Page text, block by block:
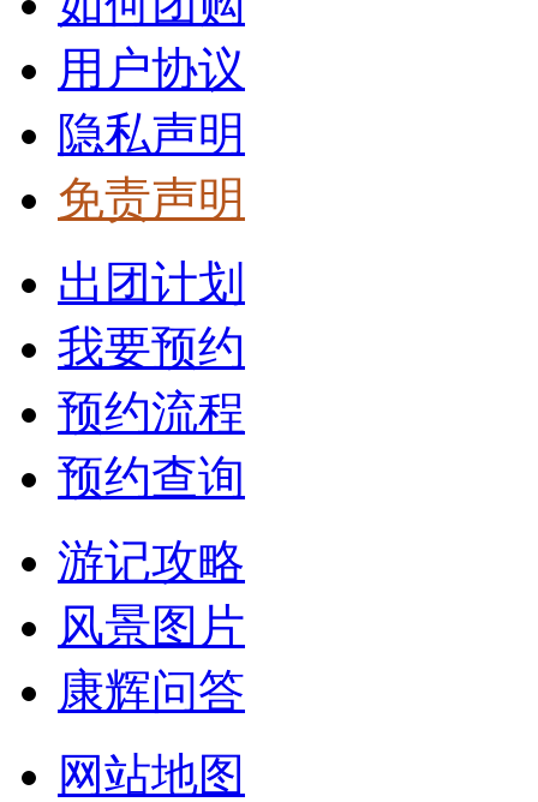
用户协议
隐私声明
免责声明
出团计划
我要预约
预约流程
预约查询
游记攻略
风景图片
康辉问答
网站地图